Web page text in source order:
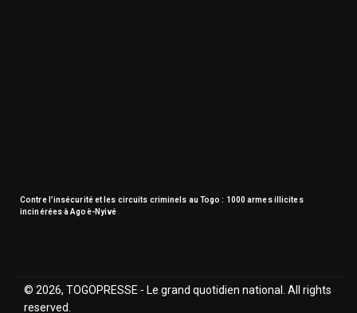
Contre l’insécurité et les circuits criminels au Togo : 1000 armes illicites
incinérées à Agoè-Nyivé
© 2026, TOGOPRESSE - Le grand quotidien national. All rights
reserved.